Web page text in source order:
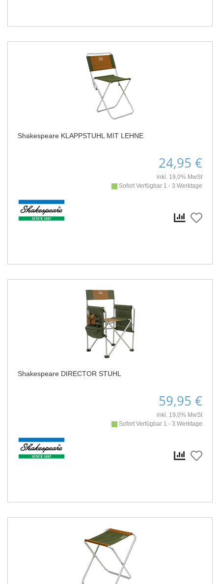
Shakespeare KLAPPSTUHL MIT LEHNE
24,95 €
inkl. 19,0% MwSt
Sofort Verfügbar 1 - 3 Werktage
Shakespeare DIRECTOR STUHL
59,95 €
inkl. 19,0% MwSt
Sofort Verfügbar 1 - 3 Werktage